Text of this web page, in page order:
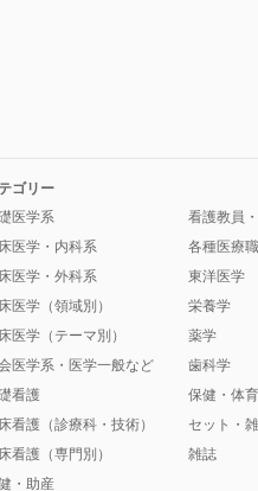
ゴリー
医学系
医学・内科系
医学・外科系
医学（領域別）
医学（テーマ別）
医学系・医学一般など
看護
看護（診療科・技術）
看護（専門別）
・助産
看護教員
各種医療職
東洋医学
栄養学
薬学
歯科学
保健・体育
セット・
雑誌